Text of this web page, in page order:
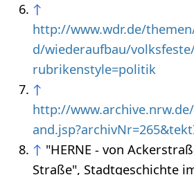
↑
http://www.wdr.de/
d/wiederaufbau/
rubrikenstyle=politik
↑
http://
↑ "HERNE - von
Straße", Stadtgeschichte